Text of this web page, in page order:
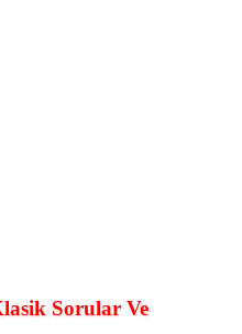
Sorular Ve